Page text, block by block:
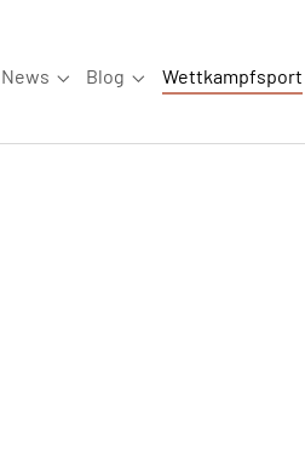
News
Submenu for "News"
Blog
Submenu for "Blog"
Wettkampfsport